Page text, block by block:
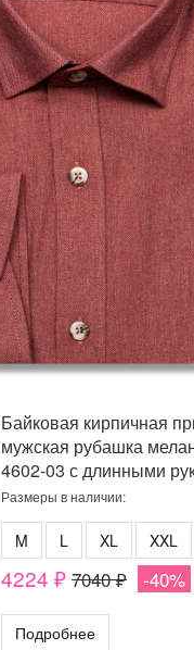
Байковая кирпичная
мужская рубашка
4602-03 с длинными
Размеры в наличии:
M L XL XXL
4224 ₽ 7040 ₽ -40%
Подробнее